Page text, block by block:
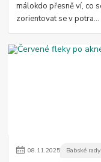
málokdo přesně ví, co
zorientovat se v potra...
08.11.2025 Babské rady